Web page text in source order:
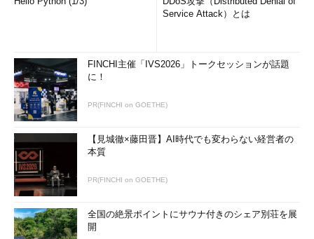
Service Attack）とは
FINCHI主催「IVS2026」トークセッションが話題
に！
PR(FINCHI on GOETHE)
【見城徹×藤田晋】AI時代でも変わらない経営者の
本質
PR(FINCHI on GOETHE)
全国の絶景ポイントにサウナ付きのシェア別荘を展
開